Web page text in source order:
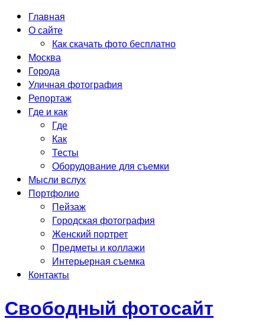
Главная
О сайте
Как скачать фото бесплатно
Москва
Города
Уличная фотография
Репортаж
Где и как
Где
Как
Тесты
Оборудование для съемки
Мысли вслух
Портфолио
Пейзаж
Городская фотография
Женский портрет
Предметы и коллажи
Интерьерная съемка
Контакты
Свободный фотосайт